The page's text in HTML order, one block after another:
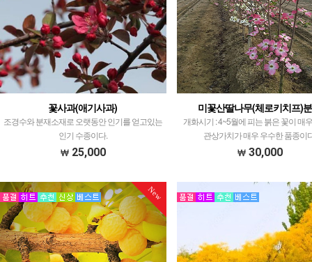
꽃사과(애기사과)
조경수와 분재소재로 오랫동안 인기를 얻고있는
인기 수종이다.
25,000
미꽃산딸나무(체로키치프)
개화시기 : 4~5월에 피는 붉은 꽃이 매
관상가치가 매우 우수한 품종이
30,000
New